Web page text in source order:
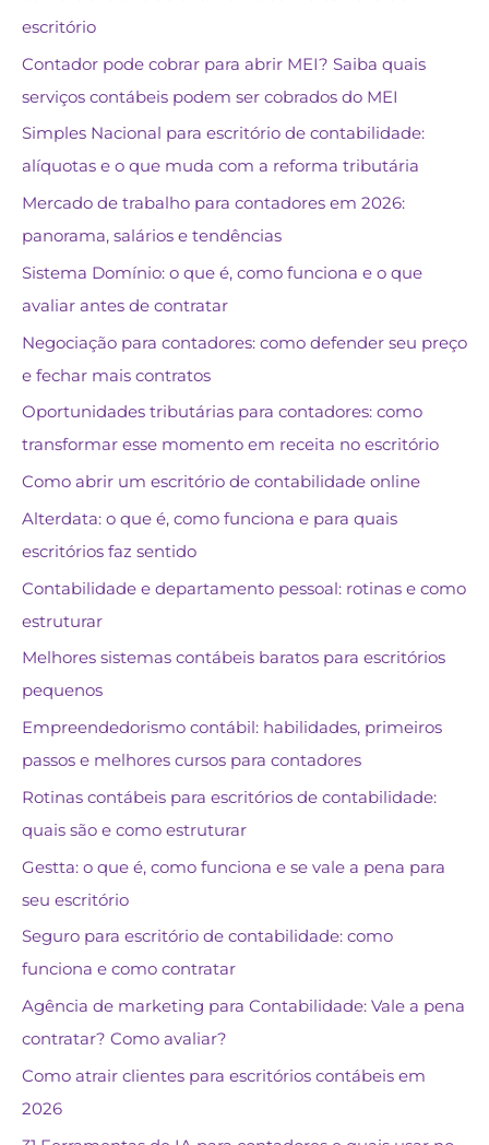
escritório
Contador pode cobrar para abrir MEI? Saiba quais
serviços contábeis podem ser cobrados do MEI
Simples Nacional para escritório de contabilidade:
alíquotas e o que muda com a reforma tributária
Mercado de trabalho para contadores em 2026:
panorama, salários e tendências
Sistema Domínio: o que é, como funciona e o que
avaliar antes de contratar
Negociação para contadores: como defender seu preço
e fechar mais contratos
Oportunidades tributárias para contadores: como
transformar esse momento em receita no escritório
Como abrir um escritório de contabilidade online
Alterdata: o que é, como funciona e para quais
escritórios faz sentido
Contabilidade e departamento pessoal: rotinas e como
estruturar
Melhores sistemas contábeis baratos para escritórios
pequenos
Empreendedorismo contábil: habilidades, primeiros
passos e melhores cursos para contadores
Rotinas contábeis para escritórios de contabilidade:
quais são e como estruturar
Gestta: o que é, como funciona e se vale a pena para
seu escritório
Seguro para escritório de contabilidade: como
funciona e como contratar
Agência de marketing para Contabilidade: Vale a pena
contratar? Como avaliar?
Como atrair clientes para escritórios contábeis em
2026